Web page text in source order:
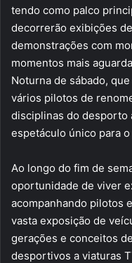
tendo como palco
decorrerão exibições
demonstrações com
momentos mais
Noturna de sábado,
vários pilotos de
disciplinas do desporto
espetáculo único para
Ao longo do fim de
oportunidade de viver
acompanhando pilotos
vasta exposição de
gerações e conceitos
desportivos a viaturas